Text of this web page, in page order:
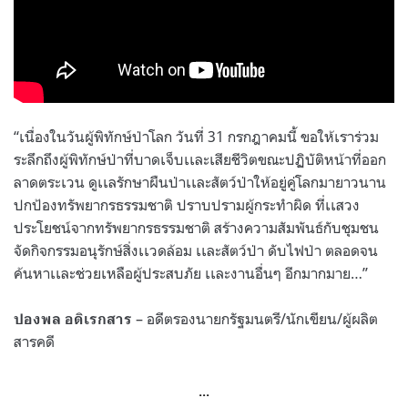
“เนื่องในวันผู้พิทักษ์ป่าโลก วันที่ 31 กรกฎาคมนี้ ขอให้เราร่วม
ระลึกถึงผู้พิทักษ์ป่าที่บาดเจ็บเเละเสียชีวิตขณะปฏิบัติหน้าที่ออก
ลาดตระเวน ดูเเลรักษาผืนป่าเเละสัตว์ป่าให้อยู่คู่โลกมายาวนาน
ปกป้องทรัพยากรธรรมชาติ ปราบปรามผู้กระทำผิด ที่เเสวง
ประโยชน์จากทรัพยากรธรรมชาติ สร้างความสัมพันธ์กับชุมชน
จัดกิจกรรมอนุรักษ์สิ่งเเวดล้อม เเละสัตว์ป่า ดับไฟป่า ตลอดจน
ค้นหาเเละช่วยเหลือผู้ประสบภัย เเละงานอื่นๆ อีกมากมาย…”
ปองพล อดิเรกสาร – อดีตรองนายกรัฐมนตรี/นักเขียน/ผู้ผลิต
สารคดี
…